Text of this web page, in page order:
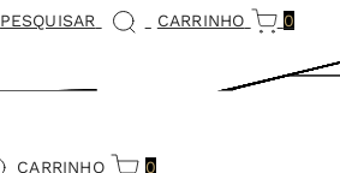
PESQUISAR CARRINHO 0
CARRINHO 0